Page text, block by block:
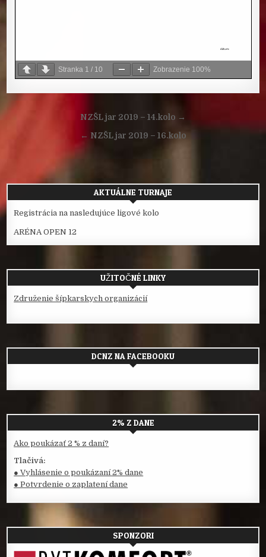
Stranka 1 / 10 Zobrazenie 100%
NavigáciaNZŠL jar 2019 – 14.kolo →
← NZŠL jar 2019 – 16.kolo
AKTUÁLNE TURNAJE
Registrácia na nasledujúce ligové kolo
ARÉNA OPEN 12
UŽITOČNÉ LINKY
Združenie šípkarskych organizácií
DCNZ NA FACEBOOKU
2% Z DANE
Ako poukázať 2 % z daní?
Tlačivá:
● Vyhlásenie o poukázaní 2% dane
● Potvrdenie o zaplatení dane
SPONZORI